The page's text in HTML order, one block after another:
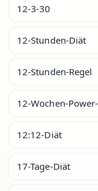
12-3-30
12-Stunden-Diät
12-Stunden-Regel
12-Wochen-
12:12-Diät
17-Tage-Diät